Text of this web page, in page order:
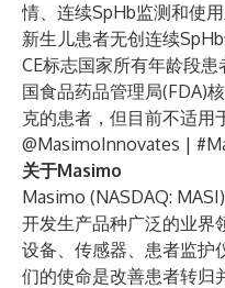
情、连续SpHb监测和使
新生儿患者无创连续
CE标志国家所有年龄段
国食品药品管理局(FDA)
克的患者，但目前不适用
@MasimoInnovates |
关于Masimo
Masimo (NASDAQ:
开发生产品种广泛的业界
设备、传感器、患者监护
们的使命是改善患者转归